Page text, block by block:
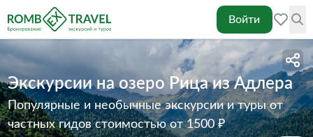
Войти
Экскурсии на озеро Рица из Адлера
Популярные и необычные экскурсии и туры от
частных гидовстоимостью от 1500 ₽